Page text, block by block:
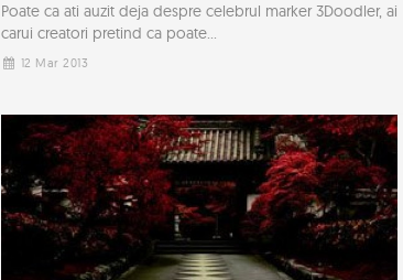
Poate ca ati auzit deja despre celebrul marker 3Doodler, ai
carui creatori pretind ca poate...
12 Mar 2013